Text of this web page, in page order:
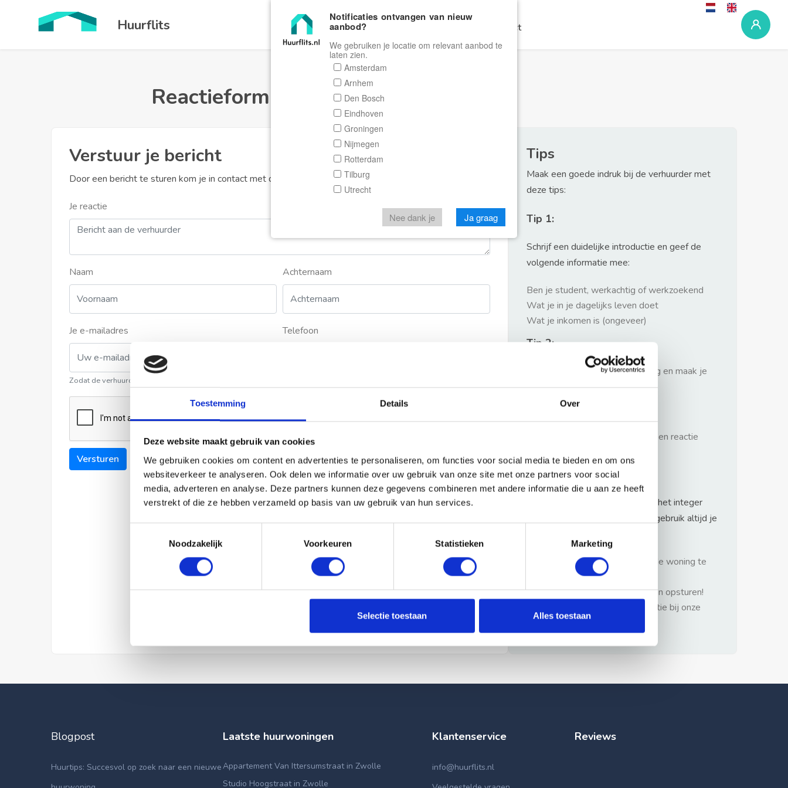
Toestemming Details Over
Deze website maakt gebruik van cookies
We gebruiken cookies om content en advertenties te personaliseren, om functies voor social media te bieden en om ons
websiteverkeer te analyseren. Ook delen we informatie over uw gebruik van onze site met onze partners voor social
media, adverteren en analyse. Deze partners kunnen deze gegevens combineren met andere informatie die u aan ze heeft
verstrekt of die ze hebben verzameld op basis van uw gebruik van hun services.
Noodzakelijk
Voorkeuren Statistieken Marketing
Selectie toestaan Alles toestaan
Huurflits Home Zoeken Contact
Reactieformulier Huurflits
Verstuur je bericht
Door een bericht te sturen kom je in contact met de aanbieder of makelaar van de woning.
Je reactie
Naam Achternaam
Je e-mailadres
Zodat de verhuurder contact met u kan opnemen
Telefoon
Versturen
Tips
Maak een goede indruk bij de verhuurder met
deze tips:
Tip 1:
Schrijf een duidelijke introductie en geef de
volgende informatie mee:
Ben je student, werkachtig of werkzoekend
Wat je in je dagelijks leven doet
Wat je inkomen is (ongeveer)
Tip 2:
Wees beleefd, niet te langdradig en maak je
verhaal kort
Wacht niet met reageren. Snel een reactie
Waarschuwing
Huurflits hecht veel waarde aan het integer
handelen van verhuurders maar gebruik altijd je
1: Nooit vooraf betalen zonder de woning te
hebben gezien.
2: Geen persoonlijke documenten opsturen!
3: Meld bij misbruik de advertentie bij onze
klantenservice.
Blogpost
Huurtips: Succesvol op zoek naar een nieuwe
Laatste huurwoningen
Appartement Van Ittersumstraat in Zwolle
Studio Hoogstraat in Zwolle
Klantenservice
info@huurflits.nl
Reviews
Notificaties ontvangen van nieuw
aanbod?
We gebruiken je locatie om relevant aanbod te
laten zien.
Amsterdam
Arnhem
Den Bosch
Eindhoven
Groningen
Nijmegen
Rotterdam
Tilburg
Utrecht
Nee dank je Ja graag